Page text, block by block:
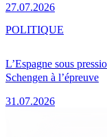
27.07.2026
L’Espagne sous
Schengen à l’épreuve
31.07.2026
POLITIQUE